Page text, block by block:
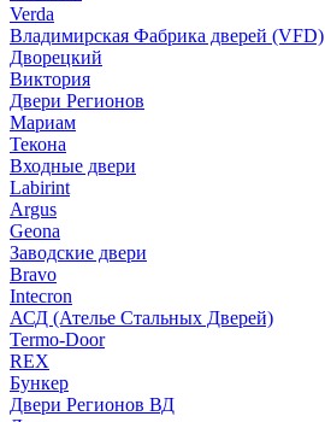
Verda
Владимирская Фабрика дверей (VFD)
Дворецкий
Виктория
Двери Регионов
Мариам
Текона
Входные двери
Labirint
Argus
Geona
Заводские двери
Bravo
Intecron
АСД (Ателье Стальных Дверей)
Termo-Door
REX
Бункер
Двери Регионов ВД